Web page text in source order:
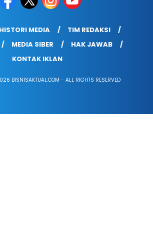
HISTORI MEDIA
TIM REDAKSI
MEDIA SIBER
HAK JAWAB
KONTAK IKLAN
BISNISAKTUAL.COM - ALL RIGHTS RESERVED